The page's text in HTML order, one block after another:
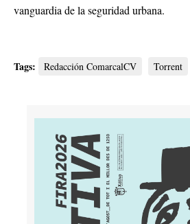
vanguardia de la seguridad urbana.
Tags: Redacción ComarcalCV Torrent